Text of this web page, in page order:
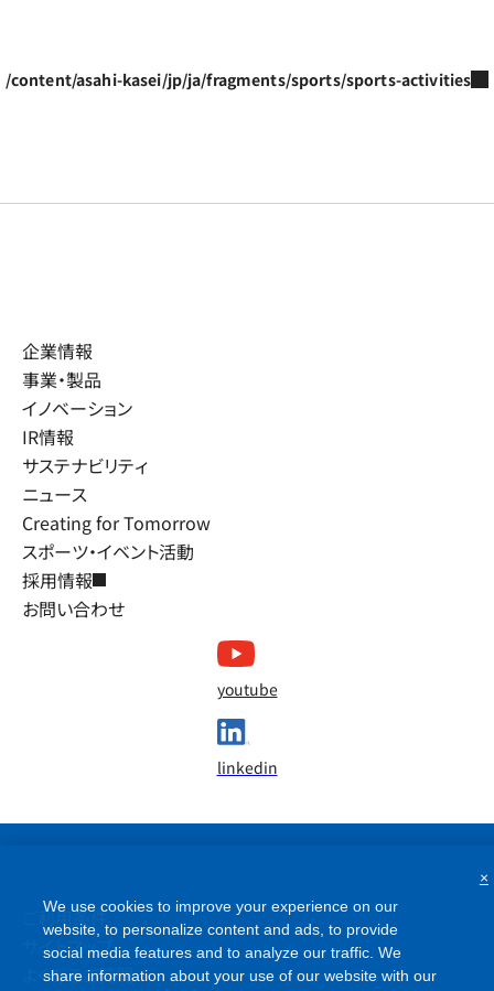
/content/asahi-kasei/jp/ja/fragments/sports/sports-activities
企業情報
事業・製品
イノベーション
IR情報
サステナビリティ
ニュース
Creating for Tomorrow
スポーツ・イベント活動
採用情報
お問い合わせ
youtube
linkedin
ご利用条件
サイトマップ
よくあるご質問
We use cookies to improve your experience on our
website, to personalize content and ads, to provide
social media features and to analyze our traffic. We
share information about your use of our website with our
×